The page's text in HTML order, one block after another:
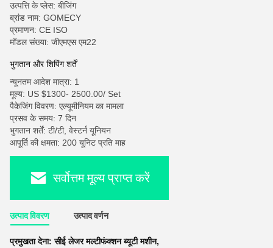
उत्पत्ति के प्लेस: बीजिंग
ब्रांड नाम: GOMECY
प्रमाणन: CE ISO
मॉडल संख्या: जीएमएस एम22
भुगतान और शिपिंग शर्तें
न्यूनतम आदेश मात्रा: 1
मूल्य: US $1300- 2500.00/ Set
पैकेजिंग विवरण: एल्यूमीनियम का मामला
प्रसव के समय: 7 दिन
भुगतान शर्तें: टी/टी, वेस्टर्न यूनियन
आपूर्ति की क्षमता: 200 यूनिट प्रति माह
सर्वोत्तम मूल्य प्राप्त करें
उत्पाद विवरण उत्पाद वर्णन
प्रमुखता देना:सीई लेजर मल्टीफंक्शन ब्यूटी मशीन,